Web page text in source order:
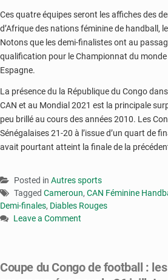
Ces quatre équipes seront les affiches des
d’Afrique des nations féminine de handball,
Notons que les demi-finalistes ont au
qualification pour le Championnat du monde
Espagne.
La présence du la République du Congo
CAN et au Mondial 2021 est la principale
peu brillé au cours des années 2010. Les
Sénégalaises 21-20 à l’issue d’un quart de
avait pourtant atteint la finale de la
Posted in Autres sports
Tagged Cameroun, CAN Féminine
Demi-finales, Diables Rouges
Leave a Comment
handball
Coupe du Congo de football :